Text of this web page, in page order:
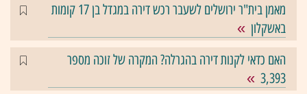
מאמן בית"ר ירושלים לשעבר רכש דירה במגדל בן 17 קומות
באשקלון
האם כדאי לקנות דירה בהגרלה? המקרה של זוכה מספר
3,393